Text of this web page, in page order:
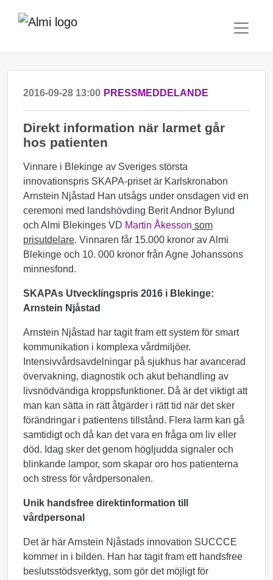
2016-09-28 13:00 PRESSMEDDELANDE
Direkt information när larmet går
hos patienten
Vinnare i Blekinge av Sveriges största
innovationspris SKAPA-priset är Karlskronabon
Arnstein Njåstad Han utsågs under onsdagen vid en
ceremoni med landshövding Berit Andnor Bylund
och Almi Blekinges VD Martin Åkesson som
prisutdelare. Vinnaren får 15.000 kronor av Almi
Blekinge och 10. 000 kronor från Agne Johanssons
minnesfond.
SKAPAs Utvecklingspris 2016 i Blekinge:
Arnstein Njåstad
Arnstein Njåstad har tagit fram ett system för smart
kommunikation i komplexa vårdmiljöer.
Intensivvårdsavdelningar på sjukhus har avancerad
övervakning, diagnostik och akut behandling av
livsnödvändiga kroppsfunktioner. Då är det viktigt att
man kan sätta in rätt åtgärder i rätt tid när det sker
förändringar i patientens tillstånd. Flera larm kan gå
samtidigt och då kan det vara en fråga om liv eller
död. Idag sker det genom högljudda signaler och
blinkande lampor, som skapar oro hos patienterna
och stress för vårdpersonalen.
Unik handsfree direktinformation till
vårdpersonal
Det är här Arnstein Njåstads innovation SUCCCE
kommer in i bilden. Han har tagit fram ett handsfree
beslutsstödsverktyg, som gör det möjligt för